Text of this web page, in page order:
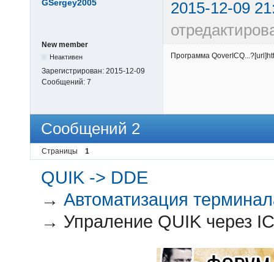
GSergey2005
2015-12-09
New member
Неактивен
Зарегистрирован: 2015-12-09
Сообщений: 7
Программа
Сообщений 2
Страницы 1
QUIK -> DDE
→Автоматизация
→ Упраление QUIK через